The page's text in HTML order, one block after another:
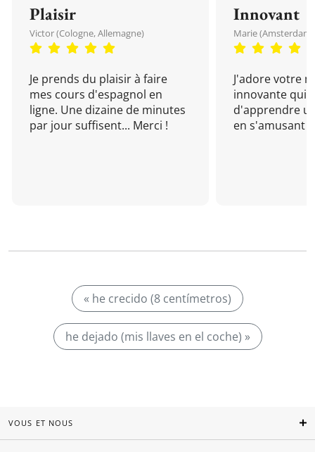
Plaisir
Victor (Cologne, Allemagne)
Je prends du plaisir à faire
mes cours d'espagnol en
ligne. Une dizaine de minutes
par jour suffisent... Merci !
Innovant
Marie (Amsterdam,
J'adore votre
innovante qui
d'apprendre
en s'amusant !
« he crecido (8 centímetros)
he dejado (mis llaves en el coche) »
VOUS ET NOUS